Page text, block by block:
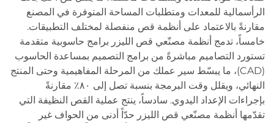
الرأسمالية للمعدات ومتطلبات المساحة المتوفرة في المصنع
مقارنةً بالاعتماد على أنظمة قص منفصلة لمختلف التطبيقات.
خامساً، تدمج أنظمة مصنّعي قص الليزر برامج حاسوبية متقدمة
تستورد التصاميم مباشرةً من برامج التصميم بمساعدة الحاسوب
(CAD)، ما يبسّط سير عملك من المرحلة المفاهيمية وحتى المنتج
النهائي، ويقلل وقت البرمجة بنسبة تصل إلى ٨٠٪ مقارنةً
بإجراءات الإعداد اليدوي. سادساً، ينتج عملية القص النظيفة التي
تقدّمها أنظمة مصنّعي قص الليزر حدّاً أدنى من الحواف غير